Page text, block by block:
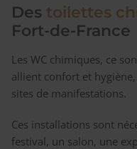
Des toilettes
Fort-de-France
Les WC chimiques, ce
allient confort et
sites de manifestations.
Ces installations sont
festival, un salon, une